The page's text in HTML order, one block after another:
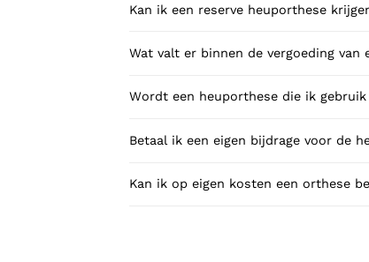
Kan ik een reserve heuporthese
Wat valt er binnen de vergoeding van
Wordt een heuporthese die ik
Betaal ik een eigen bijdrage voor de
Kan ik op eigen kosten een orthese